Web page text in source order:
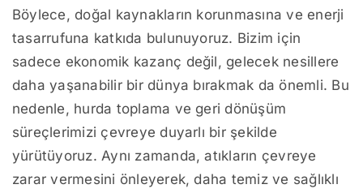
Böylece, doğal kaynakların korunmasına ve enerji
tasarrufuna katkıda bulunuyoruz. Bizim için
sadece ekonomik kazanç değil, gelecek nesillere
daha yaşanabilir bir dünya bırakmak da önemli. Bu
nedenle, hurda toplama ve geri dönüşüm
süreçlerimizi çevreye duyarlı bir şekilde
yürütüyoruz. Aynı zamanda, atıkların çevreye
zarar vermesini önleyerek, daha temiz ve sağlıklı